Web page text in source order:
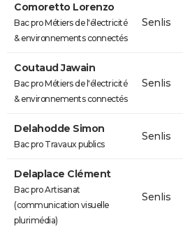
Comoretto Lorenzo
Bac pro Métiers de l'électricité
& environnements connectés
Senlis
Coutaud Jawain
Bac pro Métiers de l'électricité
& environnements connectés
Senlis
Delahodde Simon
Bac pro Travaux publics
Senlis
Delaplace Clément
Bac pro Artisanat
(communication visuelle
plurimédia)
Senlis